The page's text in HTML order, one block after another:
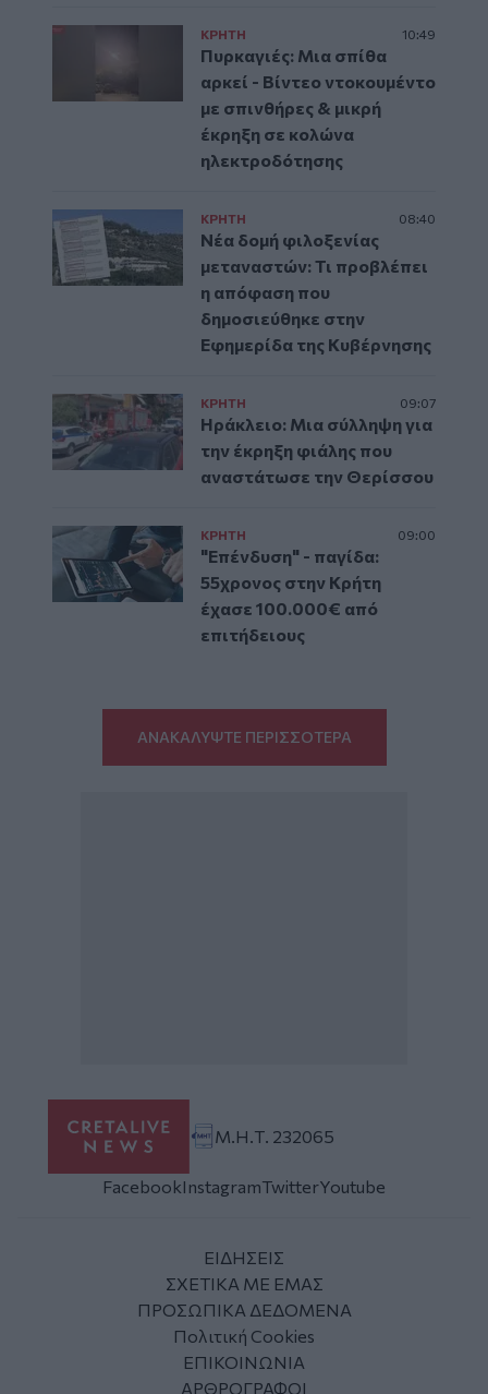
ΚΡΗΤΗ 10:49
Πυρκαγιές: Μια σπίθα
αρκεί - Βίντεο ντοκουμέντο
με σπινθήρες & μικρή
έκρηξη σε κολώνα
ηλεκτροδότησης
ΚΡΗΤΗ 08:40
Νέα δομή φιλοξενίας
μεταναστών: Τι προβλέπει
η απόφαση που
δημοσιεύθηκε στην
Εφημερίδα της Κυβέρνησης
ΚΡΗΤΗ 09:07
Ηράκλειο: Μια σύλληψη για
την έκρηξη φιάλης που
αναστάτωσε την Θερίσσου
ΚΡΗΤΗ 09:00
"Επένδυση" - παγίδα:
55χρονος στην Κρήτη
έχασε 100.000€ από
επιτήδειους
ΑΝΑΚΑΛΥΨΤΕ ΠΕΡΙΣΣΟΤΕΡΑ
Μ.Η.Τ. 232065
FacebookInstagramTwitterYoutube
ΕΙΔΗΣΕΙΣ
ΣΧΕΤΙΚΑ ΜΕ ΕΜΑΣ
ΠΡΟΣΩΠΙΚΑ ΔΕΔΟΜΕΝΑ
Πολιτική Cookies
ΕΠΙΚΟΙΝΩΝΙΑ
ΑΡΘΡΟΓΡΑΦΟΙ